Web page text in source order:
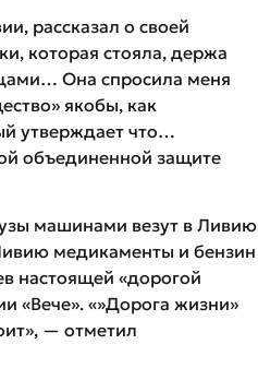
рассказал о своей
которая стояла, держа
Она спросила меня
якобы, как
утверждает что…
объединенной защите
машинами везут в Ливию
медикаменты и бензин
настоящей «дорогой
«Вече». «»Дорога жизни»
— отметил